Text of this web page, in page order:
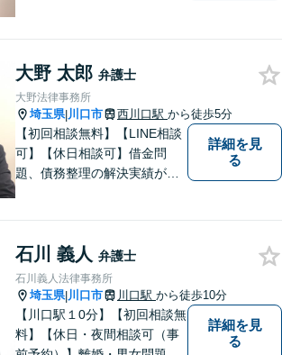
りごとがあれば、お早めにご
相談を！
大野 太郎 弁護士
大野法律事務所
埼玉県|川口市 西川口駅 から徒歩5分
【初回相談無料】【LINE相談
可】【休日相談可】借金問
題、債務整理の解決実績が豊
くのあなたに寄り添う弁護士
です。
詳細を見
る
石川 義人 弁護士
石川義人法律事務所
埼玉県|川口市 川口駅 から徒歩10分
【川口駅１0分】【初回相談無
料】【休日・夜間相談可（事
詳細を見
る